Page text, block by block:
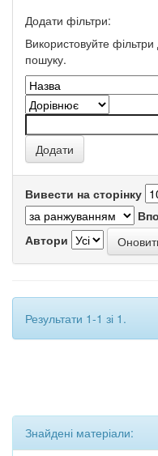
Додати фільтри:
Використовуйте
пошуку.
Вивести на сторінку
Автори
Результати 1-1 зі 1.
Знайдені матеріали: